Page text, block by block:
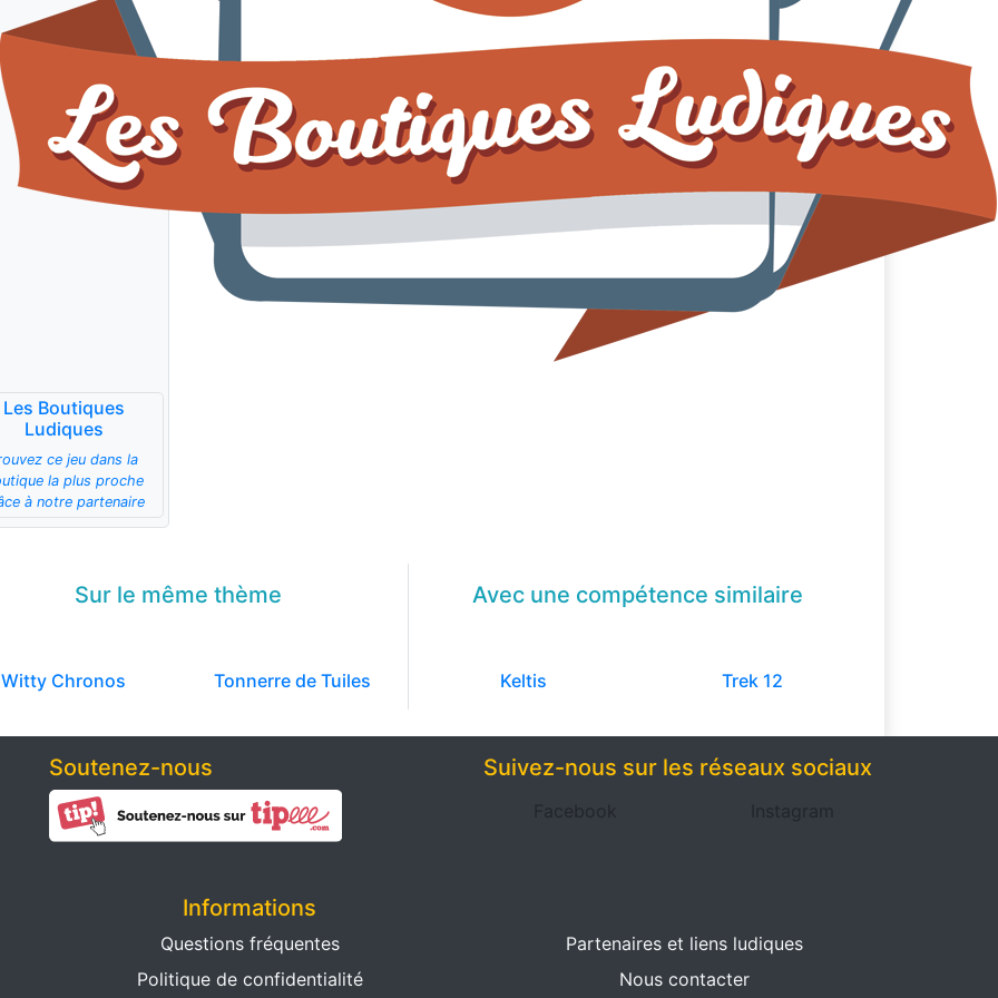
Les Boutiques
Ludiques
ce jeu dans la
la plus proche
à notre partenaire
Sur le même thème
Witty Chronos Tonnerre de Tuiles
Avec une compétence similaire
Keltis Trek 12
Soutenez-nous Suivez-nous sur les réseaux sociaux
Facebook Instagram
Informations
Questions fréquentes
Partenaires et liens ludiques
Politique de confidentialité
Nous contacter